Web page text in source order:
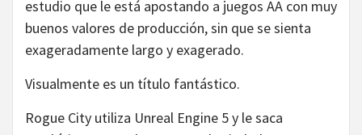
estudio que le está apostando a juegos AA con muy
buenos valores de producción, sin que se sienta
exageradamente largo y exagerado.
Visualmente es un título fantástico.
Rogue City utiliza Unreal Engine 5 y le saca